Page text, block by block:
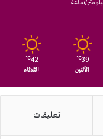
39
℃
الأثنين
42
℃
الثلاثاء
تعليقات